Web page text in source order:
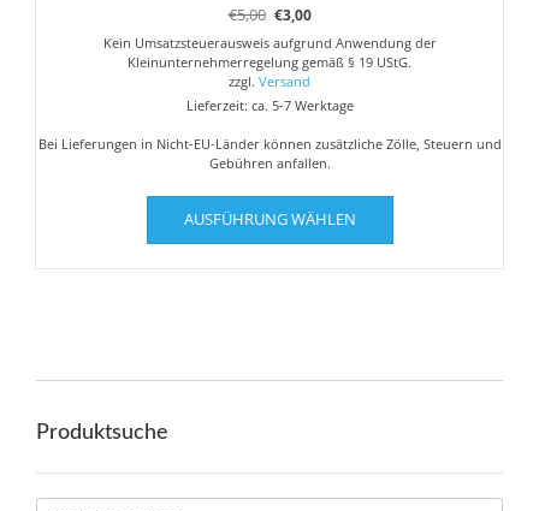
€5,00 Ursprünglicher
Preis
war:
€5,00
€3,00Aktueller
Preis
ist:
Kein Umsatzsteuerausweis aufgrund Anwendung der
Kleinunternehmerregelung gemäß § 19 UStG.
zzgl. Versand
Lieferzeit: ca. 5-7 Werktage
Bei Lieferungen in Nicht-EU-Länder können zusätzliche Zölle, Steuern und
Gebühren anfallen.
AUSFÜHRUNG WÄHLEN
Dieses
weist
mehrere
Produktseite
gewählt
Produktsuche